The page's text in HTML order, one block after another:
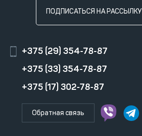
ПОДПИСАТЬСЯ НА РАССЫЛКУ
+375 (29) 354-78-87
+375 (33) 354-78-87
+375 (17) 302-78-87
Обратная связь